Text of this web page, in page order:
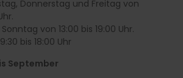
Donnerstag und Freitag von
von 13:00 bis 19:00 Uhr.
bis 18:00 Uhr
September